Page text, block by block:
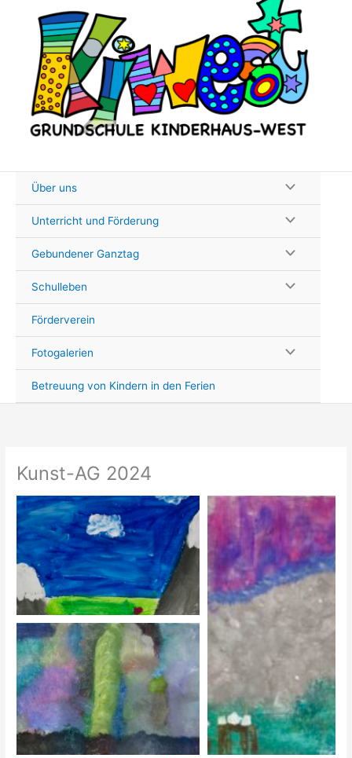
Über uns
Unterricht und Förderung
Gebundener Ganztag
Schulleben
Förderverein
Fotogalerien
Betreuung von Kindern in den Ferien
Kunst-AG 2024